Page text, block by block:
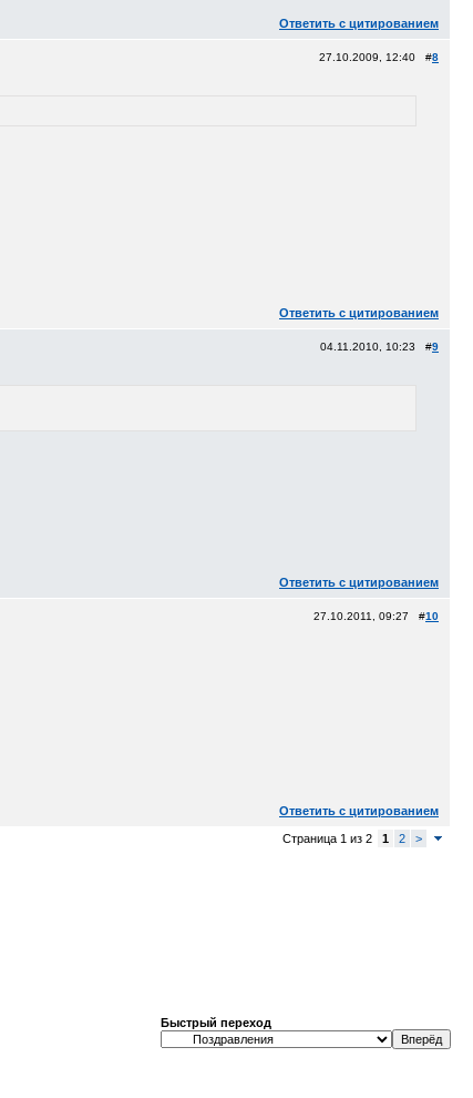
Ответить с цитированием
27.10.2009, 12:40 #8
Ответить с цитированием
04.11.2010, 10:23 #9
Ответить с цитированием
27.10.2011, 09:27 #10
Ответить с цитированием
Страница 1 из 2 1 2 >
Быстрый переход